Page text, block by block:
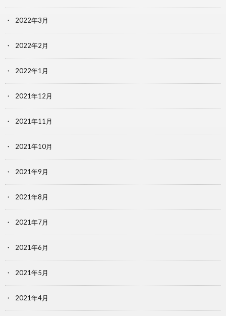
2022年3月
2022年2月
2022年1月
2021年12月
2021年11月
2021年10月
2021年9月
2021年8月
2021年7月
2021年6月
2021年5月
2021年4月